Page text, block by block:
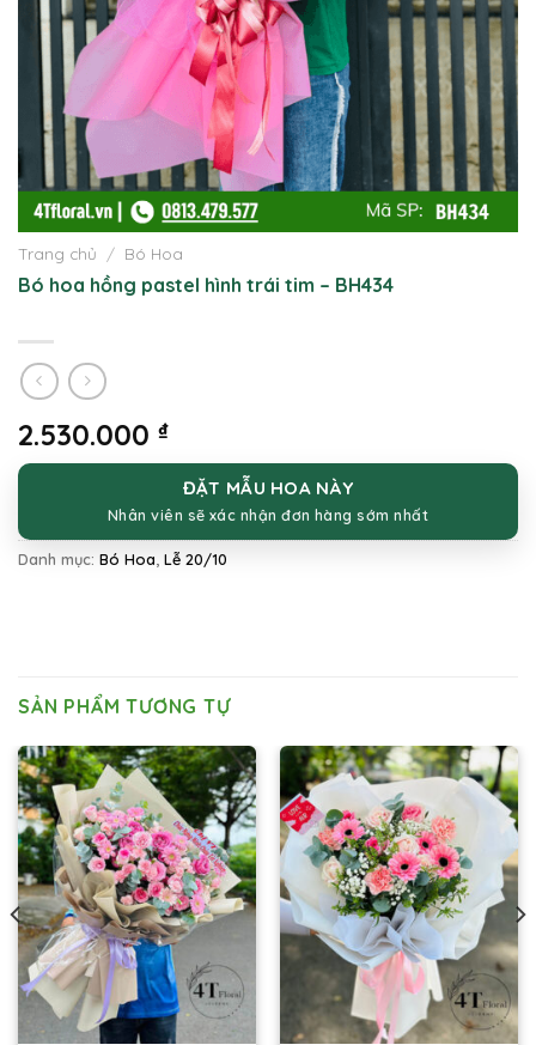
Trang chủ / Bó Hoa
Bó hoa hồng pastel hình trái tim – BH434
2.530.000 ₫
ĐẶT MẪU HOA NÀY
Nhân viên sẽ xác nhận đơn hàng sớm nhất
Danh mục: Bó Hoa Lễ 20/10
SẢN PHẨM TƯƠNG TỰ